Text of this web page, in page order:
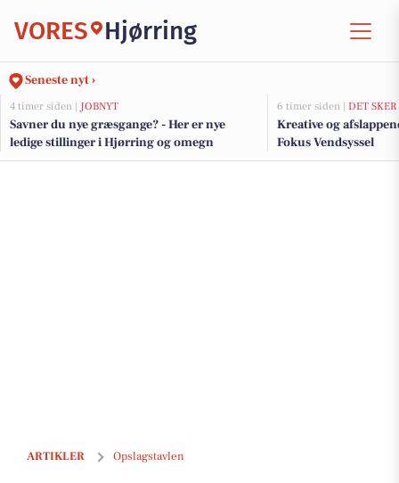
VORES Hjørring
Seneste nyt ›
4 timer siden | JOBNYT
Savner du nye græsgange? - Her er nye
ledige stillinger i Hjørring og omegn
6 timer siden | DET SKER
Kreative og
Fokus Vendsyssel
ARTIKLER Opslagstavlen
Nyt fra Brønderslev Caravan & Trailer Center , Birks Bike Shop ApS,